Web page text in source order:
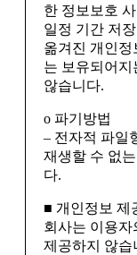
한 정보보호
일정 기간 저
옮겨진 개인정
는 보유되어지
않습니다.
ο 파기방법
– 전자적 파일
재생할 수 없
다.
■ 개인정보 제
회사는 이용자
제공하지 않습